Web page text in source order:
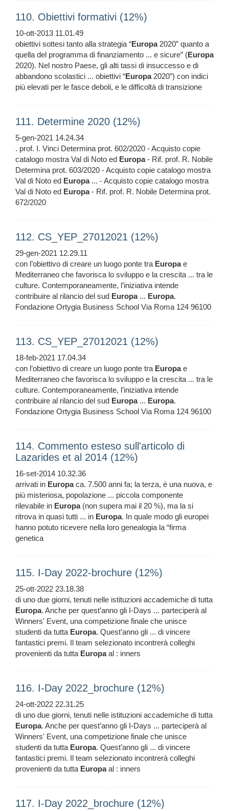
110. Obiettivi formativi (12%)
10-ott-2013 11.01.49
obiettivi sottesi tanto alla strategia “Europa2020” quanto a
quella del programma di finanziamento ... e sicure” (Europa
2020). Nel nostro Paese, gli alti tassi di insuccesso e di
abbandono scolastici ... obiettivi “Europa2020”) con indici
più elevati per le fasce deboli, e le difficoltà di transizione
111. Determine 2020 (12%)
5-gen-2021 14.24.34
. prof. I. Vinci Determina prot. 602/2020 - Acquisto copie
catalogo mostra Val di Noto ed Europa- Rif. prof. R. Nobile
Determina prot. 603/2020 - Acquisto copie catalogo mostra
Val di Noto ed Europa... - Acquisto copie catalogo mostra
Val di Noto ed Europa- Rif. prof. R. Nobile Determina prot.
672/2020
112. CS_YEP_27012021 (12%)
29-gen-2021 12.29.11
con l’obiettivo di creare un luogo ponte tra Europae
Mediterraneo che favorisca lo sviluppo e la crescita ... tra le
culture. Contemporaneamente, l’iniziativa intende
contribuire al rilancio del sud Europa... Europa.
Fondazione Ortygia Business School Via Roma 124 96100
113. CS_YEP_27012021 (12%)
18-feb-2021 17.04.34
con l’obiettivo di creare un luogo ponte tra Europae
Mediterraneo che favorisca lo sviluppo e la crescita ... tra le
culture. Contemporaneamente, l’iniziativa intende
contribuire al rilancio del sud Europa... Europa.
Fondazione Ortygia Business School Via Roma 124 96100
114. Commento esteso sull'articolo di
Lazarides et al 2014 (12%)
16-set-2014 10.32.36
arrivati in Europaca. 7.500 anni fa; la terza, è una nuova, e
più misteriosa, popolazione ... piccola componente
rilevabile in Europa(non supera mai il 20 %), ma la si
ritrova in quasi tutti ... in Europa. In quale modo gli europei
hanno potuto ricevere nella loro genealogia la “firma
genetica
115. I-Day 2022-brochure (12%)
25-ott-2022 23.18.38
di uno due giorni, tenuti nelle istituzioni accademiche di tutta
Europa. Anche per quest’anno gli I-Days ... parteciperà al
Winners' Event, una competizione finale che unisce
studenti da tutta Europa. Quest’anno gli ... di vincere
fantastici premi. Il team selezionato incontrerà colleghi
provenienti da tutta Europaal : inners
116. I-Day 2022_brochure (12%)
24-ott-2022 22.31.25
di uno due giorni, tenuti nelle istituzioni accademiche di tutta
Europa. Anche per quest’anno gli I-Days ... parteciperà al
Winners' Event, una competizione finale che unisce
studenti da tutta Europa. Quest’anno gli ... di vincere
fantastici premi. Il team selezionato incontrerà colleghi
provenienti da tutta Europaal : inners
117. I-Day 2022_brochure (12%)